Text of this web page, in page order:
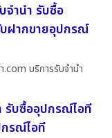
จำนำ รับซื้อ
ฝากขายอุปกรณ์
บริการรับจำนำ
รับซื้ออุปกรณ์ไอที
รณ์ไอที